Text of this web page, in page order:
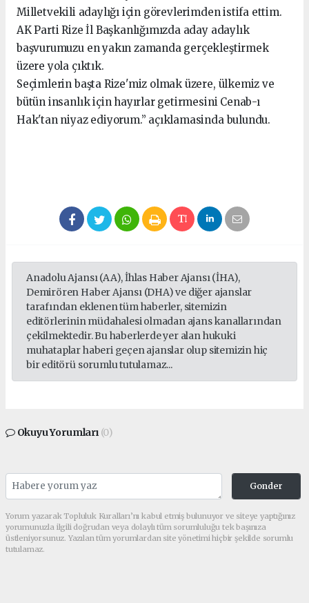
Milletvekili adaylığı için görevlerimden istifa ettim.
AK Parti Rize İl Başkanlığımızda aday adaylık
başvurumuzu en yakın zamanda gerçekleştirmek
üzere yola çıktık.
Seçimlerin başta Rize'miz olmak üzere, ülkemiz ve
bütün insanlık için hayırlar getirmesini Cenab-ı
Hak'tan niyaz ediyorum.” açıklamasinda bulundu.
Anadolu Ajansı (AA), İhlas Haber Ajansı (İHA),
Demirören Haber Ajansı (DHA) ve diğer ajanslar
tarafından eklenen tüm haberler, sitemizin
editörlerinin müdahalesi olmadan ajans kanallarından
çekilmektedir. Bu haberlerde yer alan hukuki
muhataplar haberi geçen ajanslar olup sitemizin hiç
bir editörü sorumlu tutulamaz...
Okuyu Yorumları (0)
Gonder
Yorum yazarak Topluluk Kuralları’nı kabul etmiş bulunuyor ve siteye yaptığınız
yorumunuzla ilgili doğrudan veya dolaylı tüm sorumluluğu tek başınıza
üstleniyorsunuz. Yazılan tüm yorumlardan site yönetimi hiçbir şekilde sorumlu
tutulamaz.